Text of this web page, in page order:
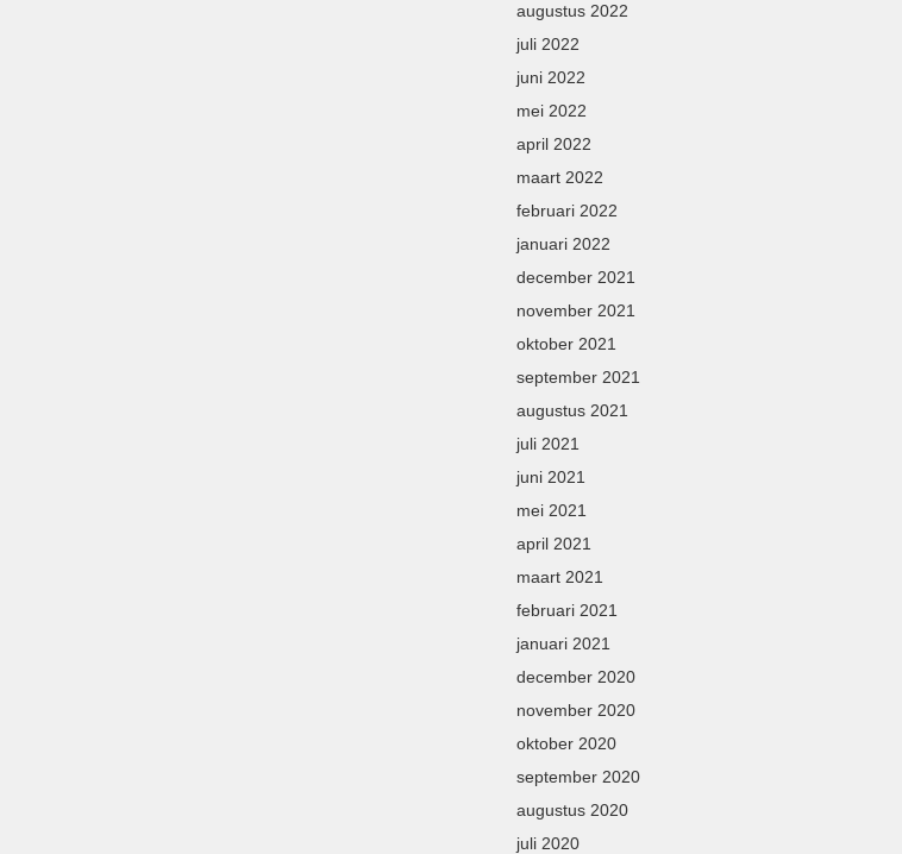
augustus 2022
juli 2022
juni 2022
mei 2022
april 2022
maart 2022
februari 2022
januari 2022
december 2021
november 2021
oktober 2021
september 2021
augustus 2021
juli 2021
juni 2021
mei 2021
april 2021
maart 2021
februari 2021
januari 2021
december 2020
november 2020
oktober 2020
september 2020
augustus 2020
juli 2020